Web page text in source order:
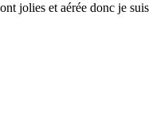
jolies et aérée donc je suis